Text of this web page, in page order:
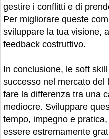
gestire i conflitti e di
Per migliorare queste
sviluppare la tua visione,
feedback costruttivo.
In conclusione, le soft
successo nel mercato
fare la differenza tra una
mediocre. Sviluppare
tempo, impegno e
essere estremamente